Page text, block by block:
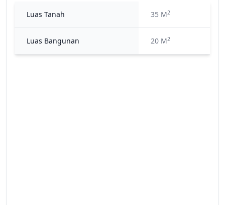
Luas Tanah 35 M2
Luas Bangunan 20 M2